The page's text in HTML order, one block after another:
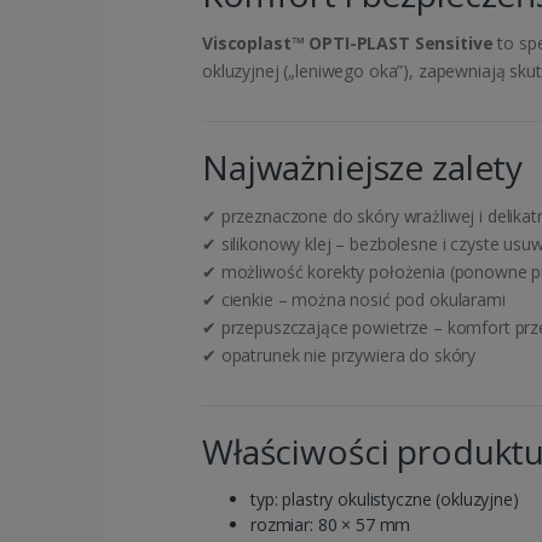
Viscoplast™ OPTI-PLAST Sensitive to
okluzyjnej („leniwego oka”), zapewniają
Najważniejsze zalety
✔ przeznaczone do skóry wrażliwej i
✔ silikonowy klej – bezbolesne i czyste
✔ możliwość korekty położenia (ponowne
✔ cienkie – można nosić pod okularami
✔ przepuszczające powietrze – komfort
✔ opatrunek nie przywiera do skóry
Właściwości
typ: plastry okulistyczne (okluzyjne)
rozmiar: 80 × 57 mm